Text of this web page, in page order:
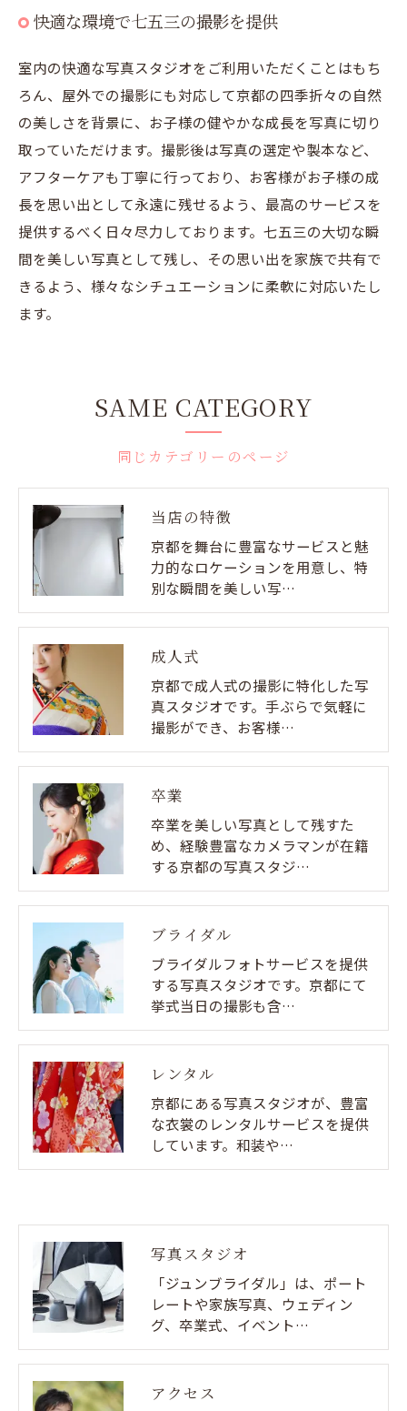
快適な環境で七五三の撮影を提供
室内の快適な写真スタジオをご利用いただくことはもち
ろん、屋外での撮影にも対応して京都の四季折々の自然
の美しさを背景に、お子様の健やかな成長を写真に切り
取っていただけます。撮影後は写真の選定や製本など、
アフターケアも丁寧に行っており、お客様がお子様の成
長を思い出として永遠に残せるよう、最高のサービスを
提供するべく日々尽力しております。七五三の大切な瞬
間を美しい写真として残し、その思い出を家族で共有で
きるよう、様々なシチュエーションに柔軟に対応いたし
ます。
同じカテゴリーのページ
SAME CATEGORY
当店の特徴
京都を舞台に豊富なサービスと魅
力的なロケーションを用意し、特
別な瞬間を美しい写…
成人式
京都で成人式の撮影に特化した写
真スタジオです。手ぶらで気軽に
撮影ができ、お客様…
卒業
卒業を美しい写真として残すた
め、経験豊富なカメラマンが在籍
する京都の写真スタジ…
ブライダル
ブライダルフォトサービスを提供
する写真スタジオです。京都にて
挙式当日の撮影も含…
レンタル
京都にある写真スタジオが、豊富
な衣裳のレンタルサービスを提供
しています。和装や…
写真スタジオ
「ジュンブライダル」は、ポート
レートや家族写真、ウェディン
グ、卒業式、イベント…
アクセス